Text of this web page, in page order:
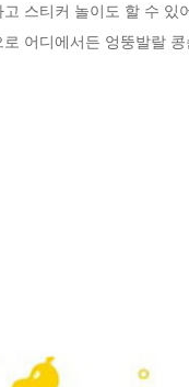
스티커 놀이도 할 수
어디에서든 엉뚱발랄